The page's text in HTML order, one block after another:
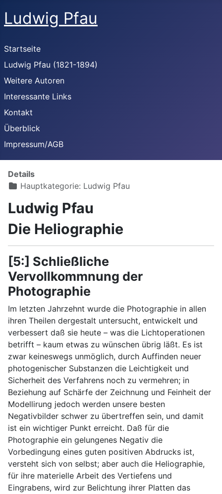
Ludwig Pfau
Startseite
Ludwig Pfau (1821-1894)
Weitere Autoren
Interessante Links
Kontakt
Überblick
Impressum/AGB
Details
Hauptkategorie: Ludwig Pfau
Ludwig Pfau
Die Heliographie
[5:] Schließliche
Vervollkommnung der
Photographie
Im letzten Jahrzehnt wurde die Photographie in allen
ihren Theilen dergestalt untersucht, entwickelt und
verbessert daß sie heute – was die Lichtoperationen
betrifft – kaum etwas zu wünschen übrig läßt. Es ist
zwar keineswegs unmöglich, durch Auffinden neuer
photogenischer Substanzen die Leichtigkeit und
Sicherheit des Verfahrens noch zu vermehren; in
Beziehung auf Schärfe der Zeichnung und Feinheit der
Modellirung jedoch werden unsere besten
Negativbilder schwer zu übertreffen sein, und damit
ist ein wichtiger Punkt erreicht. Daß für die
Photographie ein gelungenes Negativ die
Vorbedingung eines guten positiven Abdrucks ist,
versteht sich von selbst; aber auch die Heliographie,
für ihre materielle Arbeit des Vertiefens und
Eingrabens, wird zur Belichtung ihrer Platten das